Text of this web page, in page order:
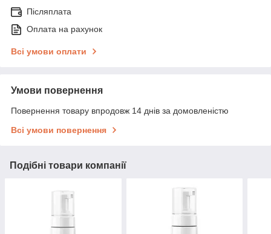
Післяплата
Оплата на рахунок
Всі умови оплати
Умови повернення
Повернення товару впродовж 14 днів за домовленістю
Всі умови повернення
Подібні товари компанії